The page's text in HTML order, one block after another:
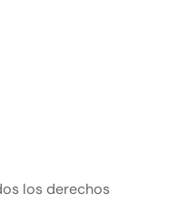
los derechos